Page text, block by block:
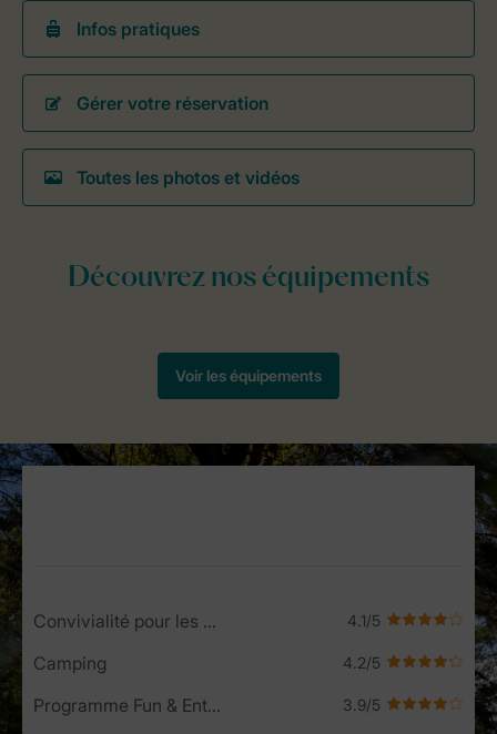
Infos pratiques
Gérer votre réservation
Toutes les photos et vidéos
Service Rating from our guests
Convivialité pour les enfants
Camping
Programme Fun & Entertainment